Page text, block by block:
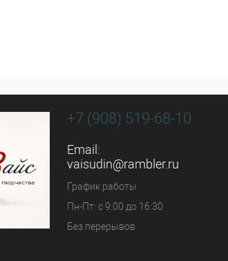
+7 (908) 519-68-10
Email:
vaisudin@rambler.ru
График работы
Пн-Пт: с 9:00 до 16:30
Без перерывов